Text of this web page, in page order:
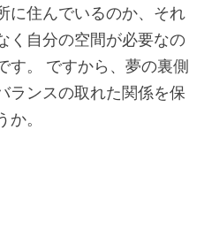
に住んでいるのか、それ
く自分の空間が必要なの
す。 ですから、夢の裏側
ランスの取れた関係を保
。